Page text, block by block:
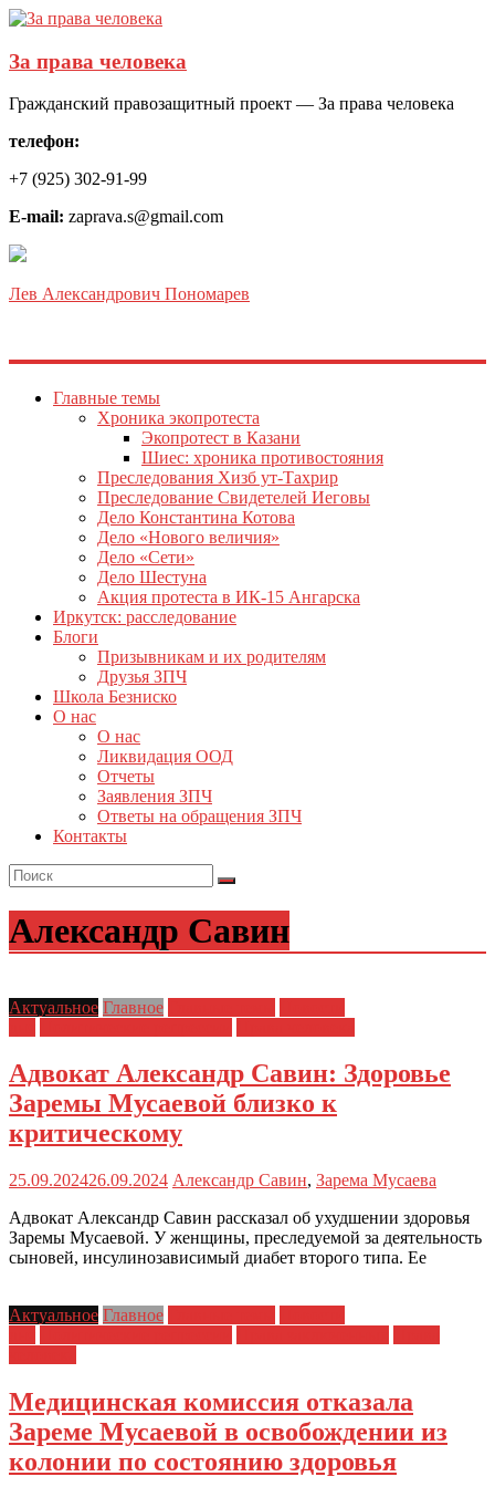
За права человека
Гражданский правозащитный проект — За права человека
телефон:
+7 (925) 302-91-99
E-mail: zaprava.s@gmail.com
Лев Александрович Пономарев
Главные темы
Хроника экопротеста
Экопротест в Казани
Шиес: хроника противостояния
Преследования Хизб ут-Тахрир
Преследование Свидетелей Иеговы
Дело Константина Котова
Дело «Нового величия»
Дело «Сети»
Дело Шестуна
Акция протеста в ИК-15 Ангарска
Иркутск: расследование
Блоги
Призывникам и их родителям
Друзья ЗПЧ
Школа Безниско
О нас
О нас
Ликвидация ООД
Отчеты
Заявления ЗПЧ
Ответы на обращения ЗПЧ
Контакты
Александр Савин
Актуальное Главное
Адвокат Александр Савин: Здоровье
Заремы Мусаевой близко к
критическому
25.09.202426.09.2024 Александр Савин, Зарема Мусаева
Адвокат Александр Савин рассказал об ухудшении здоровья
Заремы Мусаевой. У женщины, преследуемой за деятельность
сыновей, инсулинозависимый диабет второго типа. Ее
Актуальное Главное
Медицинская комиссия отказала
Зареме Мусаевой в освобождении из
колонии по состоянию здоровья